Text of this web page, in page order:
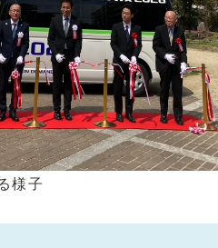
様子